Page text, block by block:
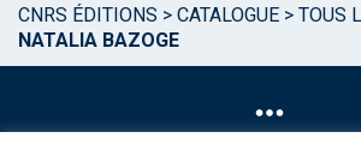
CNRS ÉDITIONS > CATALOGUE > TOUS
NATALIA BAZOGE